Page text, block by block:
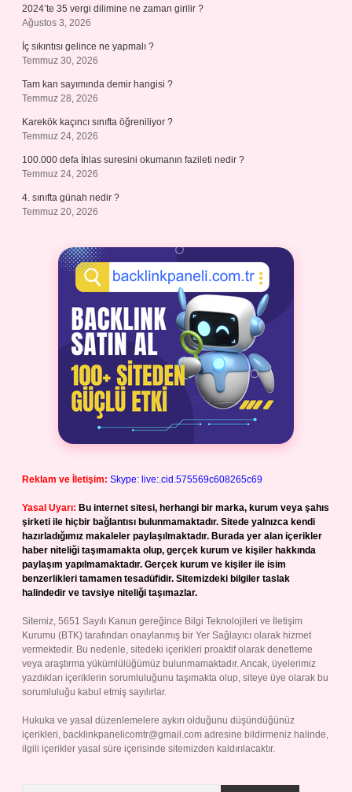
2024’te 35 vergi dilimine ne zaman girilir ?
Ağustos 3, 2026
İç sıkıntısı gelince ne yapmalı ?
Temmuz 30, 2026
Tam kan sayımında demir hangisi ?
Temmuz 28, 2026
Karekök kaçıncı sınıfta öğreniliyor ?
Temmuz 24, 2026
100.000 defa İhlas suresini okumanın fazileti nedir ?
Temmuz 24, 2026
4. sınıfta günah nedir ?
Temmuz 20, 2026
Reklam ve İletişim: Skype: live:.cid.575569c608265c69
Yasal Uyarı: Bu internet sitesi, herhangi bir marka, kurum veya şahıs
şirketi ile hiçbir bağlantısı bulunmamaktadır. Sitede yalnızca kendi
hazırladığımız makaleler paylaşılmaktadır. Burada yer alan içerikler
haber niteliği taşımamakta olup, gerçek kurum ve kişiler hakkında
paylaşım yapılmamaktadır. Gerçek kurum ve kişiler ile isim
benzerlikleri tamamen tesadüfidir. Sitemizdeki bilgiler taslak
halindedir ve tavsiye niteliği taşımazlar.
Sitemiz, 5651 Sayılı Kanun gereğince Bilgi Teknolojileri ve İletişim
Kurumu (BTK) tarafından onaylanmış bir Yer Sağlayıcı olarak hizmet
vermektedir. Bu nedenle, sitedeki içerikleri proaktif olarak denetleme
veya araştırma yükümlülüğümüz bulunmamaktadır. Ancak, üyelerimiz
yazdıkları içeriklerin sorumluluğunu taşımakta olup, siteye üye olarak bu
sorumluluğu kabul etmiş sayılırlar.
Hukuka ve yasal düzenlemelere aykırı olduğunu düşündüğünüz
içerikleri, backlinkpanelicomtr@gmail.com adresine bildirmeniz halinde,
ilgili içerikler yasal süre içerisinde sitemizden kaldırılacaktır.